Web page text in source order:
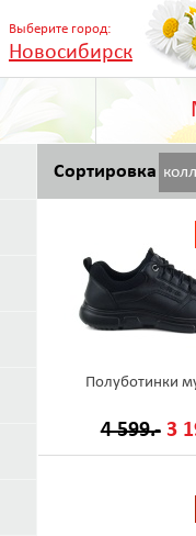
Выберите город:
Новосибирск
Сортировка
Полуботинки
4 599.- 3